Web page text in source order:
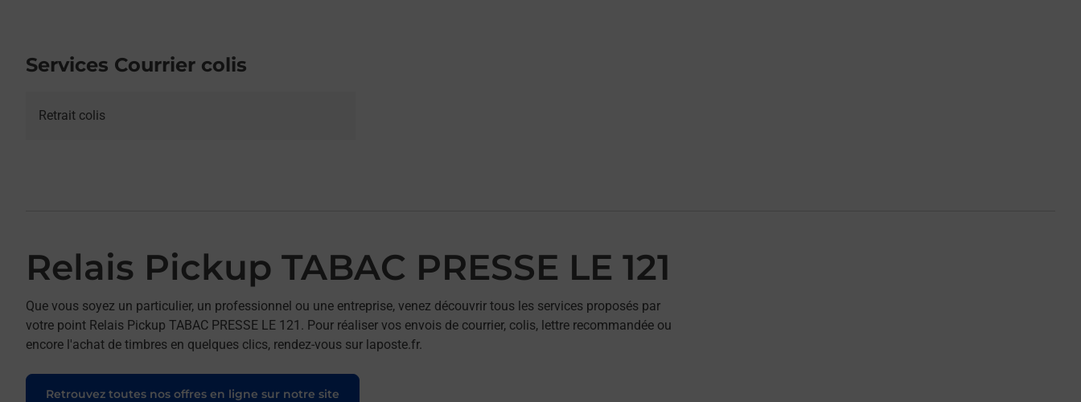
Services Courrier colis
Retrait colis
Relais Pickup TABAC PRESSE LE 121
Que vous soyez un particulier, un professionnel ou une entreprise, venez découvrir tous les services proposés par
votre point Relais Pickup TABAC PRESSE LE 121. Pour réaliser vos envois de courrier, colis, lettre recommandée ou
encore l'achat de timbres en quelques clics, rendez-vous sur laposte.fr.
Retrouvez toutes nos offres en ligne sur notre site